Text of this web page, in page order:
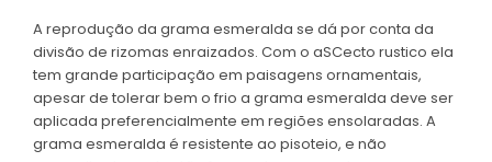
A reprodução da grama esmeralda se dá por conta da
divisão de rizomas enraizados. Com o aSCecto rustico ela
tem grande participação em paisagens ornamentais,
apesar de tolerar bem o frio a grama esmeralda deve ser
aplicada preferencialmente em regiões ensolaradas. A
grama esmeralda é resistente ao pisoteio, e não